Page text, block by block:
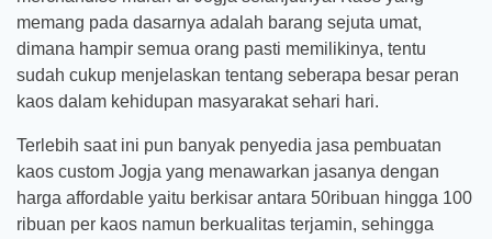
memang pada dasarnya adalah barang sejuta umat,
dimana hampir semua orang pasti memilikinya, tentu
sudah cukup menjelaskan tentang seberapa besar peran
kaos dalam kehidupan masyarakat sehari hari.
Terlebih saat ini pun banyak penyedia jasa pembuatan
kaos custom Jogja yang menawarkan jasanya dengan
harga affordable yaitu berkisar antara 50ribuan hingga 100
ribuan per kaos namun berkualitas terjamin, sehingga